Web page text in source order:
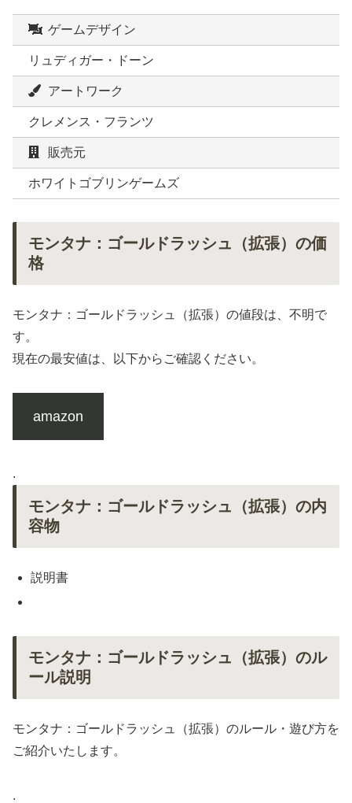
ゲームデザイン
リュディガー・ドーン
アートワーク
クレメンス・フランツ
販売元
ホワイトゴブリンゲームズ
モンタナ：ゴールドラッシュ（拡張）の価
格
モンタナ：ゴールドラッシュ（拡張）の値段は、不明で
す。
現在の最安値は、以下からご確認ください。
amazon
.
モンタナ：ゴールドラッシュ（拡張）の内
容物
説明書
モンタナ：ゴールドラッシュ（拡張）のル
ール説明
モンタナ：ゴールドラッシュ（拡張）のルール・遊び方を
ご紹介いたします。
.